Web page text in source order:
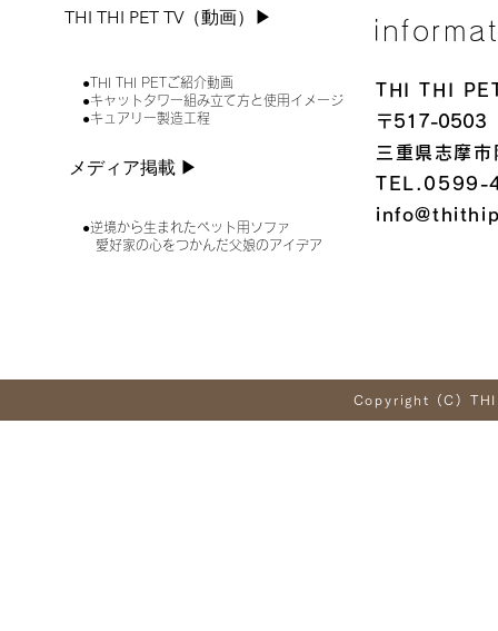
THI THI PET TV（動画）▶︎
●THI THI PETご紹介動画
●キャットタワー組み立て方と使用イメージ
●キュアリー製造工程
メディア掲載 ▶︎
●逆境から生まれたペット用ソファ
愛好家の心をつかんだ父娘のアイデア
THI THI
〒517-0503
三重県志摩
TEL.0599-
Copyright (C)